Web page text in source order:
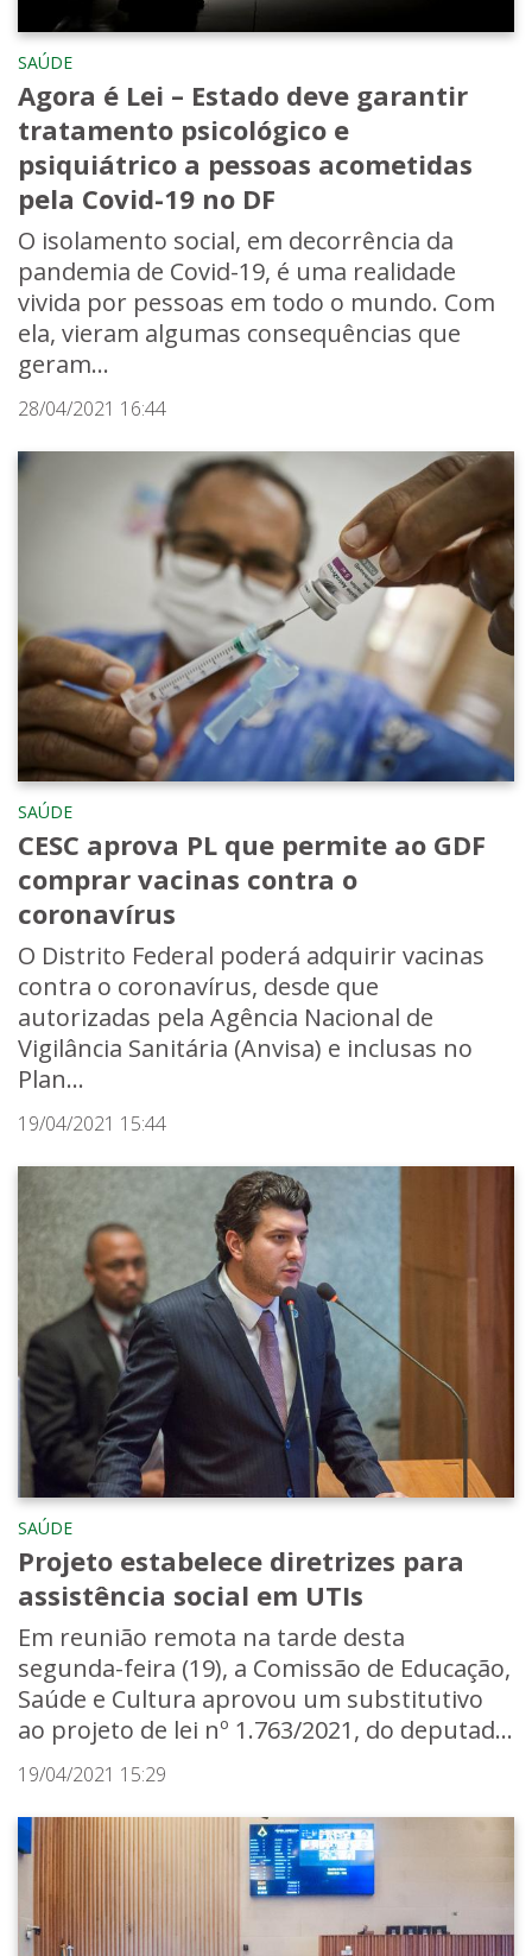
SAÚDE
Agora é Lei – Estado deve garantir
tratamento psicológico e
psiquiátrico a pessoas acometidas
pela Covid-19 no DF
O isolamento social, em decorrência da
pandemia de Covid-19, é uma realidade
vivida por pessoas em todo o mundo. Com
ela, vieram algumas consequências que
geram...
28/04/2021 16:44
SAÚDE
CESC aprova PL que permite ao GDF
comprar vacinas contra o
coronavírus
O Distrito Federal poderá adquirir vacinas
contra o coronavírus, desde que
autorizadas pela Agência Nacional de
Vigilância Sanitária (Anvisa) e inclusas no
Plan...
19/04/2021 15:44
SAÚDE
Projeto estabelece diretrizes para
assistência social em UTIs
Em reunião remota na tarde desta
segunda-feira (19), a Comissão de Educação,
Saúde e Cultura aprovou um substitutivo
ao projeto de lei nº 1.763/2021, do deputad...
19/04/2021 15:29